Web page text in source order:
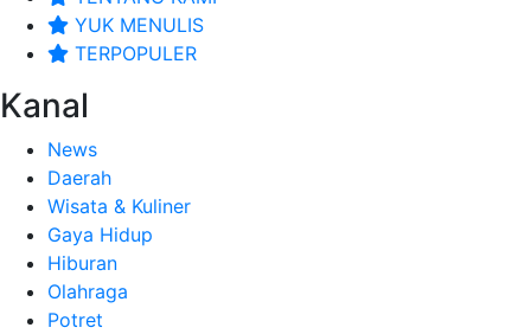
YUK MENULIS
TERPOPULER
Kanal
News
Daerah
Wisata & Kuliner
Gaya Hidup
Hiburan
Olahraga
Potret